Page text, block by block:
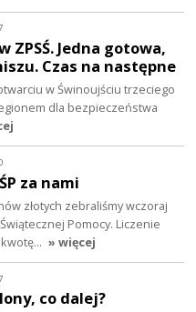
ZPSŚ. Jedna gotowa,
Czas na następne
w Świnoujściu trzeciego
dla bezpieczeństwa
za nami
złotych zebraliśmy wczoraj
Pomocy. Liczenie
» więcej
co dalej?